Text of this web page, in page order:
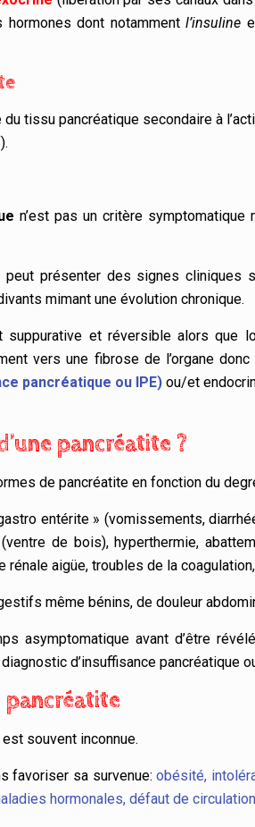
hormones dont notammentl’insuline
tissu pancréatique secondaire à
n’est pas un critère symptomatique
présenter des signes cliniques
mimant une évolution chronique.
suppurative et réversible alors que
vers une fibrose de l’organe
pancréatique ou IPE)ou/et
pancréatite ?
de pancréatite en fonction du
entérite » (vomissements,
de bois), hyperthermie,
aigüe, troubles de la
même bénins, de douleur
asymptomatique avant d’être
d’insuffisance pancréatique
pancréatite
souvent inconnue.
favoriser sa survenue: obésité,
hormonales, défaut de